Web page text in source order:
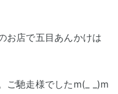
お店で五目あんかけは
ご馳走様でしたm(_ _)m